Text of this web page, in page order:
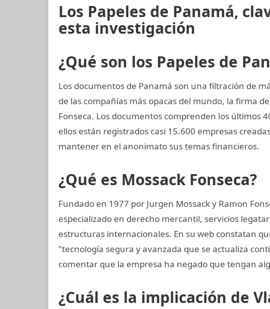
Los Papeles de Panamá,
esta investigación
¿Qué son los Papeles de
Los documentos de Panamá son una filtración de
de las compañías más opacas del mundo, la firma
Fonseca. Los documentos comprenden los últimos
ellos están registrados casi 15.600 empresas
mantener en el anonimato sus temas financieros.
¿Qué es Mossack Fonseca?
Fundado en 1977 por Jurgen Mossack y Ramon
especializado en derecho mercantil, servicios
estructuras internacionales. En su web constatan
"tecnología segura y avanzada que se actualiza
comentar que la empresa ha negado que tengan
¿Cuál es la implicación de